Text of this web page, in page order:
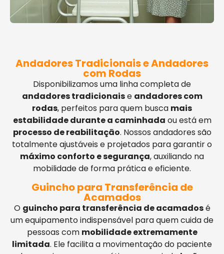
Andadores Tradicionais e Andadores
com Rodas
Disponibilizamos uma linha completa de
andadores tradicionaise andadores com
rodas, perfeitos para quem busca mais
estabilidade durante a caminhada ou está em
processo de reabilitação. Nossos andadores são
totalmente ajustáveis e projetados para garantir o
máximo conforto e segurança, auxiliando na
mobilidade de forma prática e eficiente.
Guincho para Transferência de
Acamados
O guincho para transferência de acamadosé
um equipamento indispensável para quem cuida de
pessoas com mobilidade extremamente
limitada. Ele facilita a movimentação do paciente